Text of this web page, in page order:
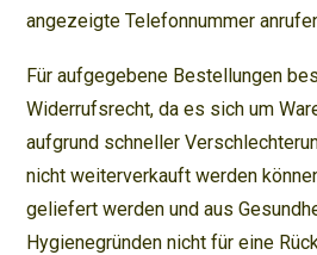
angezeigte Telefonnummer
Für aufgegebene Bestellungen
Widerrufsrecht, da es sich um
aufgrund schneller
nicht weiterverkauft werden
geliefert werden und aus
Hygienegründen nicht für eine